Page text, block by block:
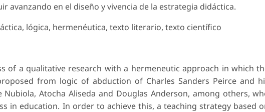
avanzando en el diseño y vivencia de la estrategia didáctica.
lógica, hermenéutica, texto literario, texto científico
of a qualitative research with a hermeneutic approach in which
from logic of abduction of Charles Sanders Peirce and
Nubiola, Atocha Aliseda and Douglas Anderson, among others,
in education. In order to achieve this, a teaching strategy based